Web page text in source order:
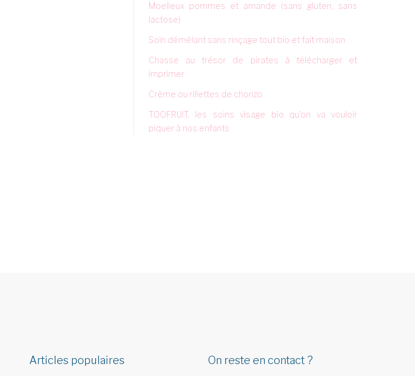
Moelleux pommes et amande (sans gluten, sans
lactose)
Soin démêlant sans rinçage tout bio et fait maison
Chasse au trésor de pirates à télécharger et
imprimer
Crème ou rillettes de chorizo
TOOFRUIT, les soins visage bio qu'on va vouloir
piquer à nos enfants
Articles populaires On reste en contact ?